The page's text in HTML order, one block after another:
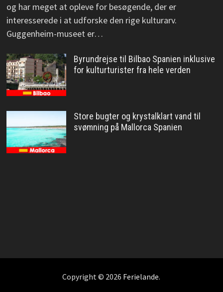
og har meget at opleve for besøgende, der er
interesserede i at udforske den rige kulturarv.
Guggenheim-museet er…
Byrundrejse til Bilbao Spanien inklusive
for kulturturister fra hele verden
Store bugter og krystalklart vand til
svømning på Mallorca Spanien
Copyright © 2026 Ferielande.